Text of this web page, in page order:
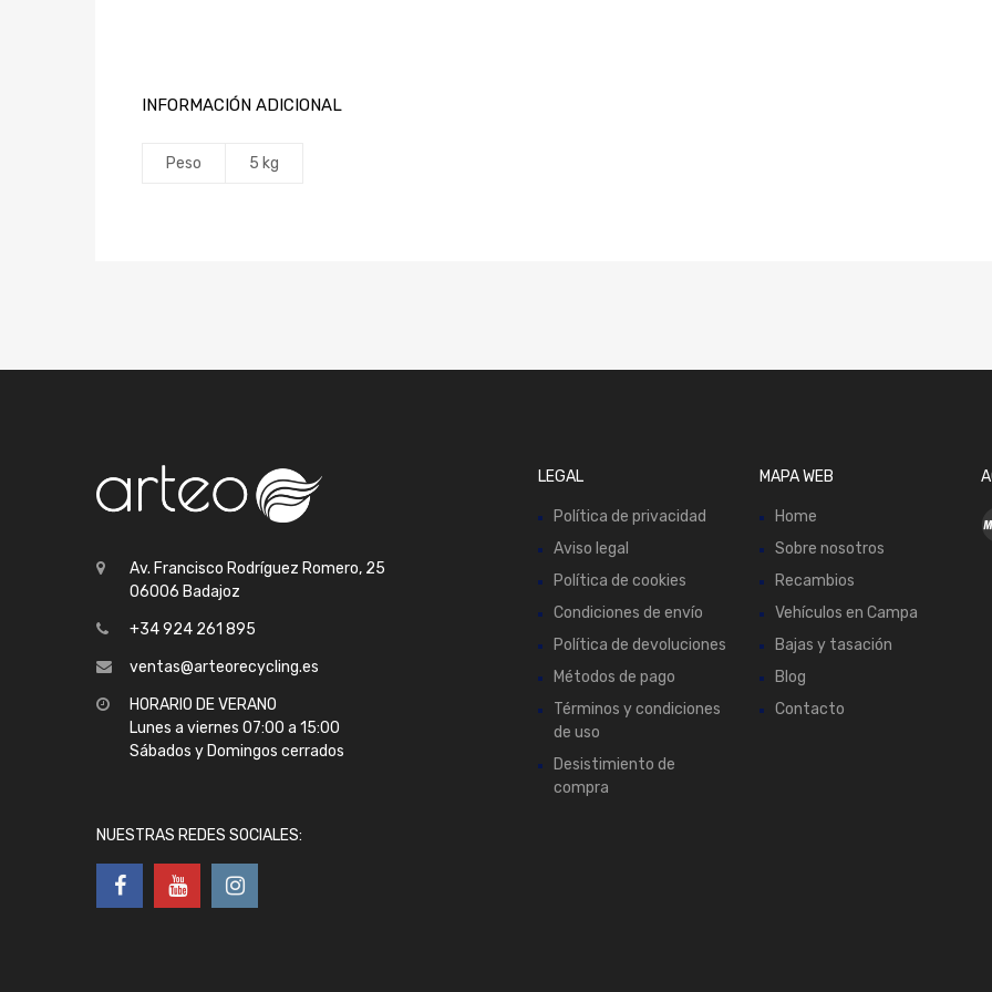
INFORMACIÓN ADICIONAL
Peso 5 kg
Av. Francisco Rodríguez Romero, 25
06006 Badajoz
+34 924 261 895
ventas@arteorecycling.es
HORARIO DE VERANO
Lunes a viernes 07:00 a 15:00
Sábados y Domingos cerrados
NUESTRAS REDES SOCIALES:
LEGAL
Política de privacidad
Aviso legal
Política de cookies
Condiciones de envío
Política de devoluciones
Métodos de pago
Términos y condiciones
de uso
Desistimiento de
compra
MAPA WEB
Home
Sobre nosotros
Recambios
Vehículos en Campa
Bajas y tasación
Blog
Contacto